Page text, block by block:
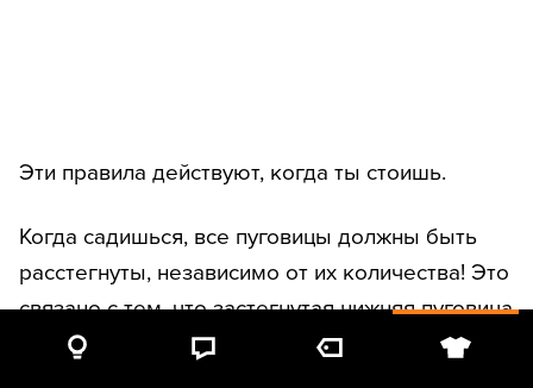
Эти правила действуют, когда ты стоишь.
Когда садишься, все пуговицы должны быть
расстегнуты, независимо от их количества! Это
связано с тем, что застегнутая нижняя пуговица
испортит силуэт твоего костюма. Кроме того,